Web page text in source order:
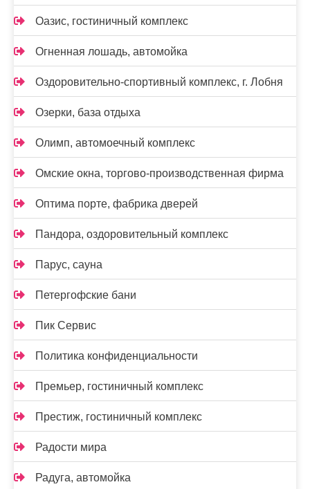
Оазис, гостиничный комплекс
Огненная лошадь, автомойка
Оздоровительно-спортивный комплекс, г. Лобня
Озерки, база отдыха
Олимп, автомоечный комплекс
Омские окна, торгово-производственная фирма
Оптима порте, фабрика дверей
Пандора, оздоровительный комплекс
Парус, сауна
Петергофские бани
Пик Сервис
Политика конфиденциальности
Премьер, гостиничный комплекс
Престиж, гостиничный комплекс
Радости мира
Радуга, автомойка